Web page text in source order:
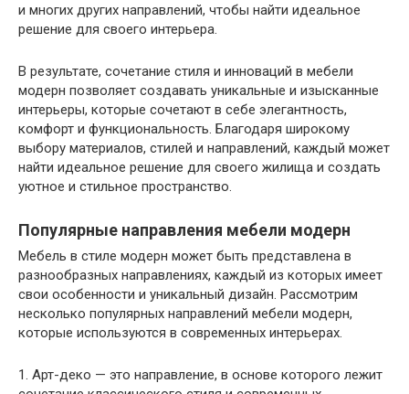
и многих других направлений, чтобы найти идеальное
решение для своего интерьера.
В результате, сочетание стиля и инноваций в мебели
модерн позволяет создавать уникальные и изысканные
интерьеры, которые сочетают в себе элегантность,
комфорт и функциональность. Благодаря широкому
выбору материалов, стилей и направлений, каждый может
найти идеальное решение для своего жилища и создать
уютное и стильное пространство.
Популярные направления мебели модерн
Мебель в стиле модерн может быть представлена в
разнообразных направлениях, каждый из которых имеет
свои особенности и уникальный дизайн. Рассмотрим
несколько популярных направлений мебели модерн,
которые используются в современных интерьерах.
1. Арт-деко — это направление, в основе которого лежит